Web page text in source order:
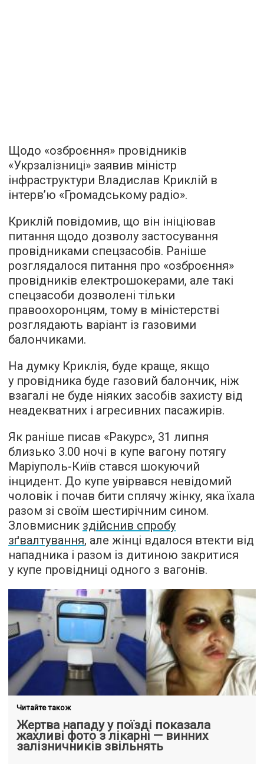
Щодо «озброєння» провідників
«Укрзалізниці» заявив міністр
інфраструктури Владислав Криклій в
інтерв’ю «Громадському радіо».
Криклій повідомив, що він ініціював
питання щодо дозволу застосування
провідниками спецзасобів. Раніше
розглядалося питання про «озброєння»
провідників електрошокерами, але такі
спецзасоби дозволені тільки
правоохоронцям, тому в міністерстві
розглядають варіант із газовими
балончиками.
На думку Криклія, буде краще, якщо
у провідника буде газовий балончик, ніж
взагалі не буде ніяких засобів захисту від
неадекватних і агресивних пасажирів.
Як раніше писав «Ракурс», 31 липня
близько 3.00 ночі в купе вагону потягу
Маріуполь-Київ стався шокуючий
інцидент. До купе увірвався невідомий
чоловік і почав бити сплячу жінку, яка їхала
разом зі своїм шестирічним сином.
Зловмисник здійснив спробу
зґвалтування, але жінці вдалося втекти від
нападника і разом із дитиною закритися
у купе провідниці одного з вагонів.
Читайте також
Жертва нападу у поїзді показала
жахливі фото з лікарні — винних
залізничників звільнять